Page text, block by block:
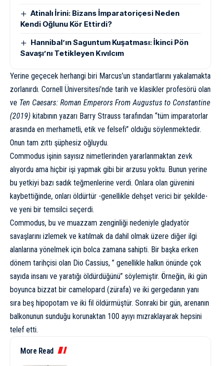
Atinalı İrini: Bizans İmparatoriçesi Neden
Kendi Oğlunu Kör Ettirdi?
Hannibal’ın Saguntum Kuşatması: İkinci Pön
Savaşı’nı Tetikleyen Kıvılcım
Yerine geçecek herhangi biri Marcus’un standartlarını yakalamakta
zorlanırdı. Cornell Üniversitesi’nde tarih ve klasikler profesörü olan
ve Ten Caesars: Roman Emperors From Augustus to Constantine
(2019) kitabının yazarı Barry Strauss tarafından “tüm imparatorlar
arasında en merhametli, etik ve felsefi” olduğu söylenmektedir.
Onun tam zıttı şüphesiz oğluydu.
Commodus işinin sayısız nimetlerinden yararlanmaktan zevk
alıyordu ama hiçbir işi yapmak gibi bir arzusu yoktu. Bunun yerine
bu yetkiyi bazı sadık teğmenlerine verdi. Onlara olan güvenini
kaybettiğinde, onları öldürtür -genellikle dehşet verici bir şekilde-
ve yeni bir temsilci seçerdi.
Commodus, bu ve muazzam zenginliği nedeniyle gladyatör
savaşlarını izlemek ve katılmak da dahil olmak üzere diğer ilgi
alanlarına yönelmek için bolca zamana sahipti. Bir başka erken
dönem tarihçisi olan Dio Cassius, ” genellikle halkın önünde çok
sayıda insanı ve yaratığı öldürdüğünü” söylemiştir. Örneğin, iki gün
boyunca bizzat bir camelopard (zürafa) ve iki gergedanın yanı
sıra beş hipopotam ve iki fil öldürmüştür. Sonraki bir gün, arenanın
balkonunun sunduğu korunaktan 100 ayıyı mızraklayarak hepsini
telef etti.
More Read